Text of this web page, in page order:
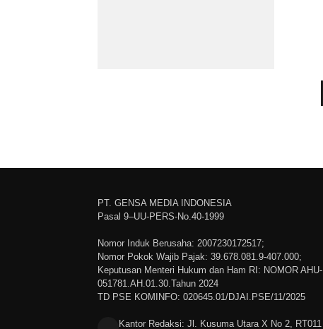
PT. GENSA MEDIA INDONESIA
Pasal 9–UU-PERS-No.40-1999
Nomor Induk Berusaha: 2007230172517;
Nomor Pokok Wajib Pajak: 39.678.081.9-407.000;
Keputusan Menteri Hukum dan Ham RI: NOMOR AHU-
051781.AH.01.30.Tahun 2024
TD PSE KOMINFO: 020645.01/DJAI.PSE/11/2025
Kantor Redaksi: Jl. Kusuma Utara X No 2, RT011